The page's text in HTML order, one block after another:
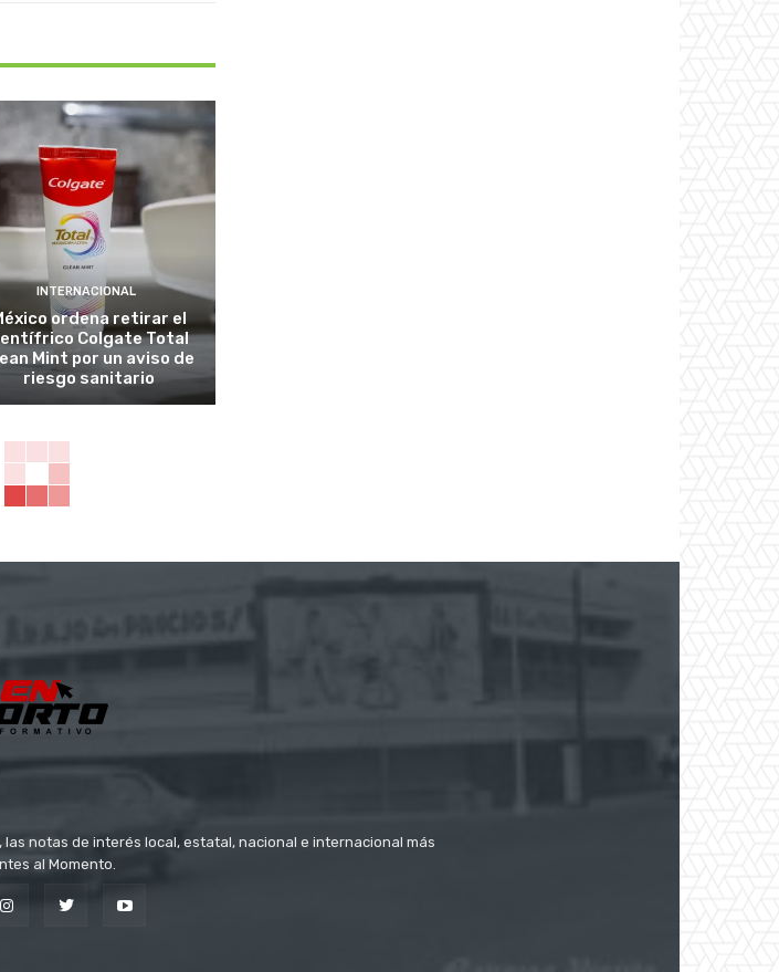
INTERNACIONAL
ordena retirar el
Colgate Total
Mint por un aviso de
riesgo sanitario
notas de interés local, estatal, nacional e internacional más
al Momento.